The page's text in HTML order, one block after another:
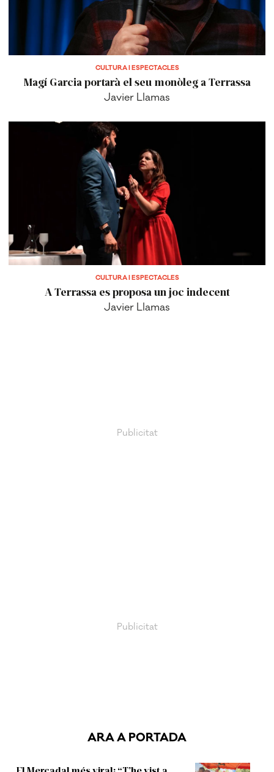
CULTURA I ESPECTACLES
Magí Garcia portarà el seu monòleg a Terrassa
Javier Llamas
CULTURA I ESPECTACLES
A Terrassa es proposa un joc indecent
Javier Llamas
ARA A PORTADA